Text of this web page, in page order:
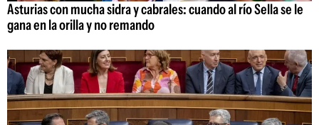
Asturias con mucha sidra y cabrales: cuando al río Sella se le
gana en la orilla y no remando